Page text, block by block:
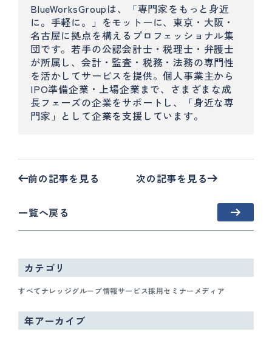
BlueWorksGroupは、「専門家をもっと身近
に。手軽に。」をモットーに、東京・大阪・
名古屋に拠点を構えるプロフェッショナル集
団です。若手の公認会計士・税理士・弁護士
が所属し、会計・監査・税務・法務の専門性
を活かしてサービスを提供。個人事業主から
IPO準備企業・上場企業まで、さまざまな成
長フェーズの企業をサポートし、「身近な専
門家」として企業を支援しています。
前の記事を見る 次の記事を見る
一覧へ戻る
カテゴリ
すべてナレッジグループ情報サービス採用セミナー メディア
年アーカイブ